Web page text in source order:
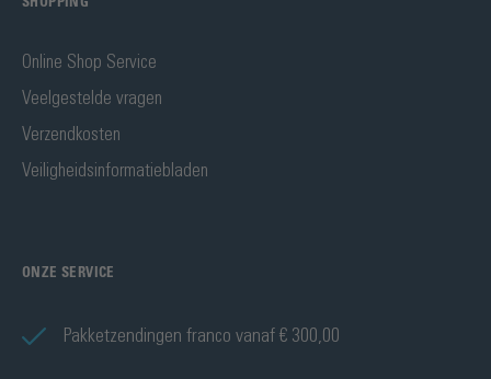
SHOPPING
Online Shop Service
Veelgestelde vragen
Verzendkosten
Veiligheidsinformatiebladen
ONZE SERVICE
Pakketzendingen franco vanaf € 300,00